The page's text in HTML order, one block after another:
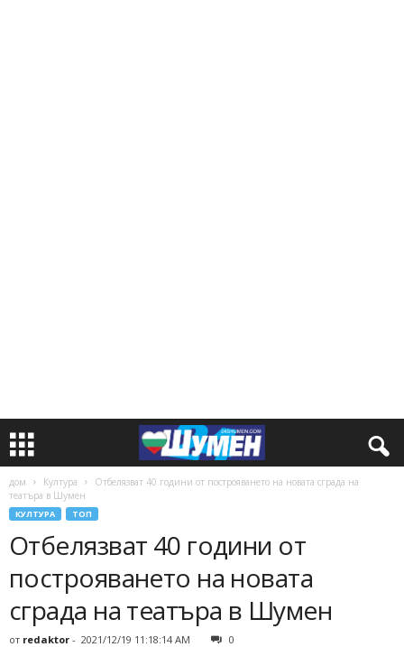
дом Култура
Отбелязват 40 години от построяването на новата сграда на
театъра в Шумен
КУЛТУРА ТОП
Отбелязват 40 години от
построяването на новата
сграда на театъра в Шумен
от redaktor - 2021/12/19 11:18:14 AM 0